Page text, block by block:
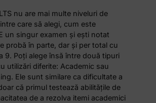
nu are mai multe niveluri de
care să alegi, cum este
un singur examen și ești notat
probă în parte, dar și per total cu
9. Poți alege însă între două tipuri
utilizări diferite: Academic sau
Ele sunt similare ca dificultate a
că primul testează abilitățile de
de a rezolva itemi academici